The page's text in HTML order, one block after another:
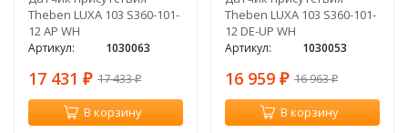
Theben LUXA 103 S360-101-
12 AP WH
Артикул: 1030063
17 431 ₽ 17 433₽
В корзину
Theben LUXA 103 S360-101-
12 DE-UP WH
Артикул: 1030053
16 959 ₽ 16 963₽
В корзину